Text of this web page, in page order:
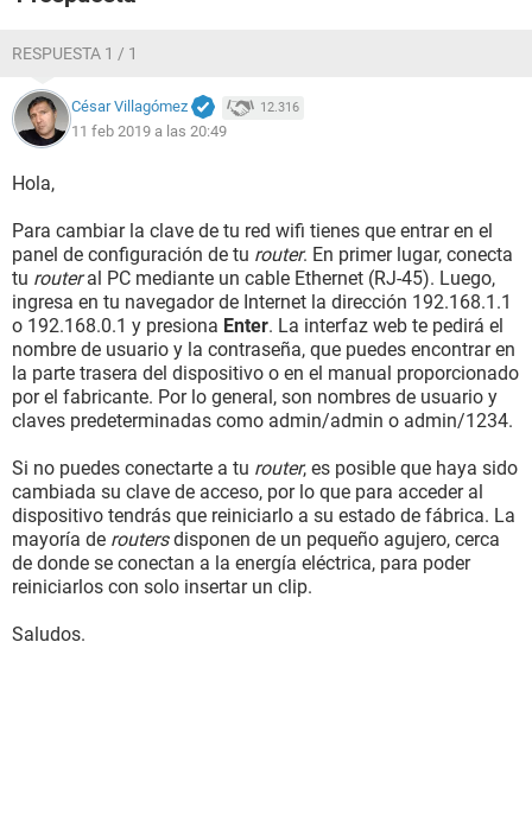
RESPUESTA 1 / 1
César Villagómez 12.316
11 feb 2019 a las 20:49
Hola,
Para cambiar la clave de tu red wifi tienes que entrar en el
panel de configuración de tu router. En primer lugar, conecta
tu routeral PC mediante un cable Ethernet (RJ-45). Luego,
ingresa en tu navegador de Internet la dirección 192.168.1.1
o 192.168.0.1 y presiona Enter. La interfaz web te pedirá el
nombre de usuario y la contraseña, que puedes encontrar en
la parte trasera del dispositivo o en el manual proporcionado
por el fabricante. Por lo general, son nombres de usuario y
claves predeterminadas como admin/admin o admin/1234.
Si no puedes conectarte a tu router, es posible que haya sido
cambiada su clave de acceso, por lo que para acceder al
dispositivo tendrás que reiniciarlo a su estado de fábrica. La
mayoría de routersdisponen de un pequeño agujero, cerca
de donde se conectan a la energía eléctrica, para poder
reiniciarlos con solo insertar un clip.
Saludos.